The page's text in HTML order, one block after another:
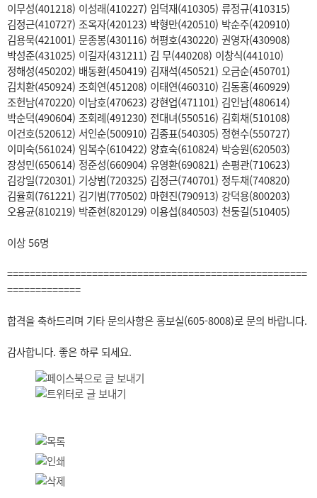
이무성(401218) 이성래(410227) 임덕재(410305) 류정규(410315)
김정근(410727) 조옥자(420123) 박형만(420510) 박순주(420910)
김용묵(421001) 문종봉(430116) 허평호(430220) 권영자(430908)
박성준(431025) 이길자(431211) 김 무(440208) 이창식(441010)
정해성(450202) 배동환(450419) 김재석(450521) 오금순(450701)
김치환(450924) 조희연(451208) 이태연(460310) 김동홍(460929)
조헌남(470220) 이남호(470623) 강현업(471101) 김인남(480614)
박순덕(490604) 조회례(491230) 전대녀(550516) 김회채(510108)
이건호(520612) 서인순(500910) 김종표(540305) 정현수(550727)
이미숙(561024) 임복수(610422) 양효숙(610824) 박승원(620503)
장성민(650614) 정준성(660904) 유영환(690821) 손평관(710623)
김강일(720301) 기상범(720325) 김정근(740701) 정두채(740820)
김율희(761221) 김기범(770502) 마현진(790913) 강덕용(800203)
오용균(810219) 박준현(820129) 이용섭(840503) 천둥길(510405)
이상 56명
=====================================================
=============
합격을 축하드리며 기타 문의사항은 홍보실(605-8008)로 문의 바랍니다.
감사합니다. 좋은 하루 되세요.